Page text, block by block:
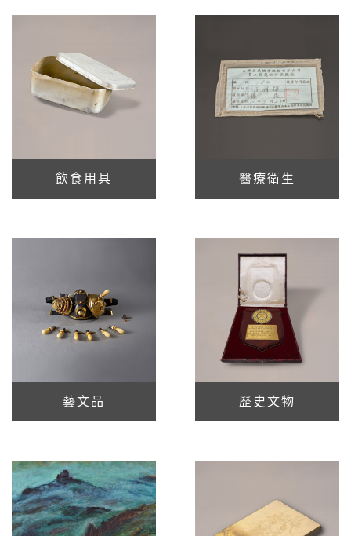
飲食用具 醫療衛生
藝文品 歷史文物